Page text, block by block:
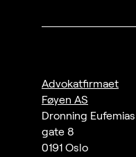
Advokatfirmaet
Føyen AS
Dronning Eufemias
gate 8
0191 Oslo